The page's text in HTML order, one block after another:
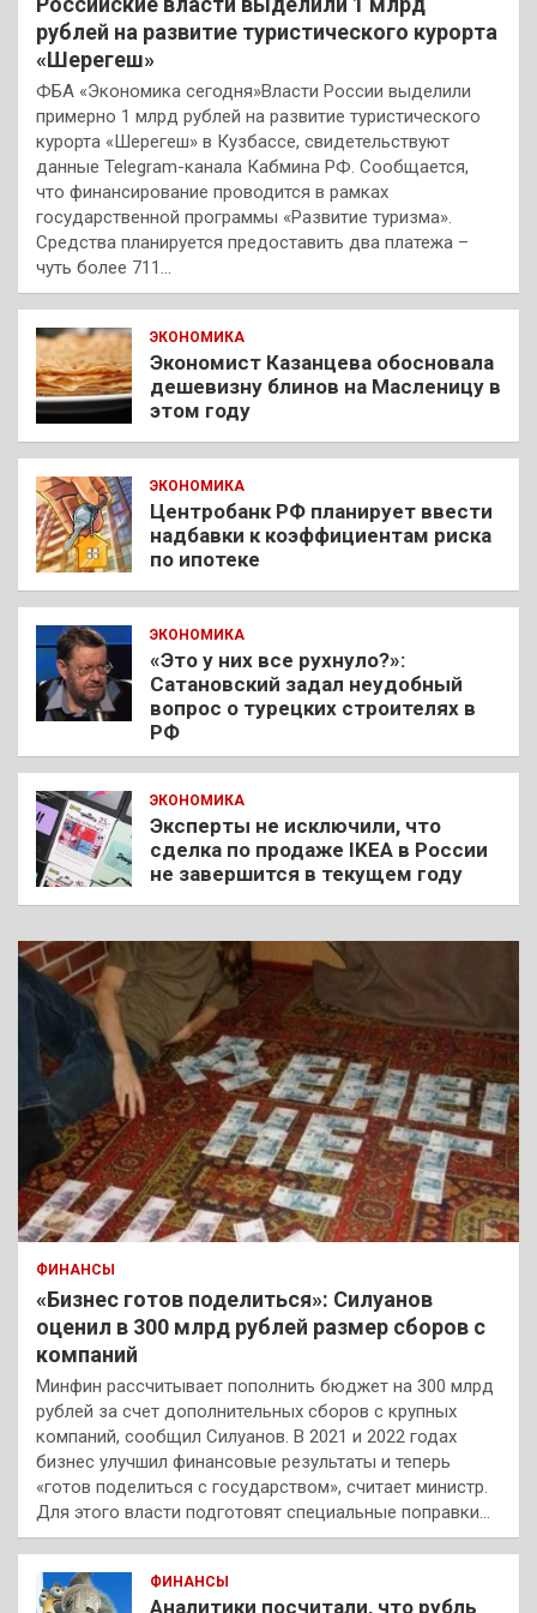
рублей на развитие туристического курорта
«Шерегеш»
ФБА «Экономика сегодня»Власти России выделили
примерно 1 млрд рублей на развитие туристического
курорта «Шерегеш» в Кузбассе, свидетельствуют
данные Telegram-канала Кабмина РФ. Сообщается,
что финансирование проводится в рамках
государственной программы «Развитие туризма».
Средства планируется предоставить два платежа –
чуть более 711…
ЭКОНОМИКА
Экономист Казанцева обосновала
дешевизну блинов на Масленицу в
этом году
ЭКОНОМИКА
Центробанк РФ планирует ввести
надбавки к коэффициентам риска
по ипотеке
ЭКОНОМИКА
«Это у них все рухнуло?»:
Сатановский задал неудобный
вопрос о турецких строителях в
РФ
ЭКОНОМИКА
Эксперты не исключили, что
сделка по продаже IKEA в России
не завершится в текущем году
ФИНАНСЫ
«Бизнес готов поделиться»: Силуанов
оценил в 300 млрд рублей размер сборов с
компаний
Минфин рассчитывает пополнить бюджет на 300 млрд
рублей за счет дополнительных сборов с крупных
компаний, сообщил Силуанов. В 2021 и 2022 годах
бизнес улучшил финансовые результаты и теперь
«готов поделиться с государством», считает министр.
Для этого власти подготовят специальные поправки…
ФИНАНСЫ
Аналитики посчитали, что рубль